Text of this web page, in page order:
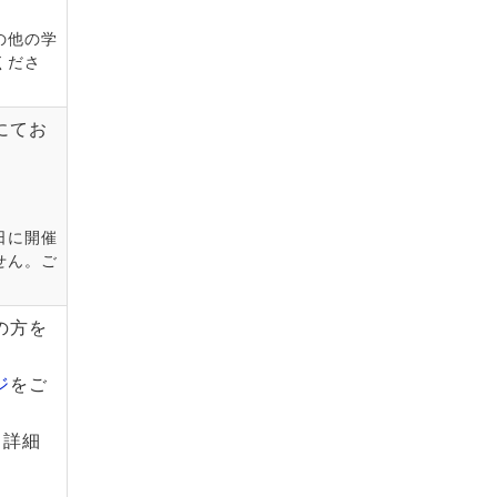
他の学
ださ
てお
に開催
ん。ご
方を
をご
細